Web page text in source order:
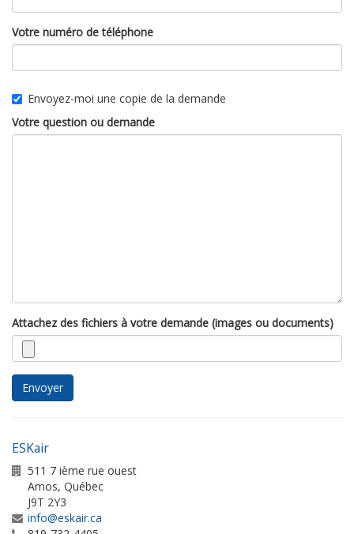
Votre numéro de téléphone
Envoyez-moi une copie de la demande
Votre question ou demande
Attachez des fichiers à votre demande (images ou documents)
Envoyer
ESKair
511 7 ième rue ouest
Amos, Québec
J9T 2Y3
info@eskair.ca